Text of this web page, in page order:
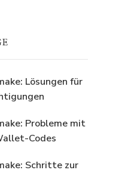
Lösungen für
Probleme mit
Codes
Schritte zur